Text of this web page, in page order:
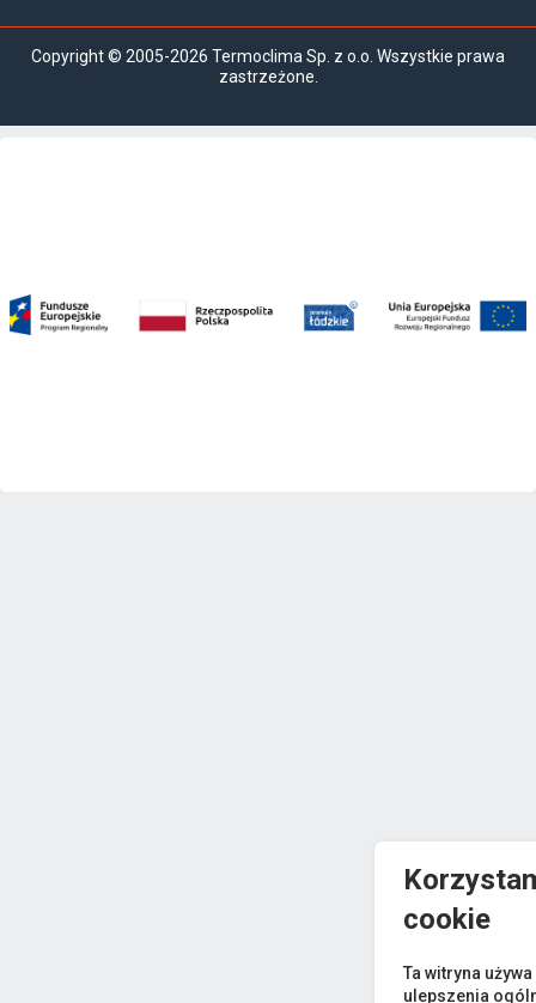
Copyright © 2005-2026 Termoclima Sp. z o.o. Wszystkie prawa
zastrzeżone.
cookie
Ta witryna
ulepszenia